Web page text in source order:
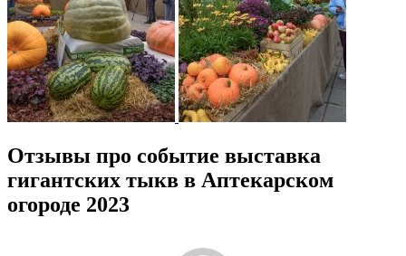
Отзывы про событие выставка
гигантских тыкв в Аптекарском
огороде 2023